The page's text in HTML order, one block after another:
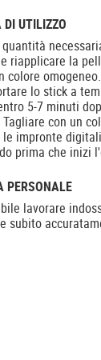
UTILIZZO
riapplicare la
colore
lo stick a
5-7 minuti
con un
le impronte
prima che inizi
PERSONALE
lavorare
subito